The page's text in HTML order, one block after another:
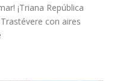
¡Triana República
con aires